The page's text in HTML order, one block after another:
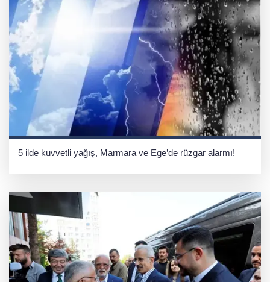
5 ilde kuvvetli yağış, Marmara ve Ege’de rüzgar alarmı!